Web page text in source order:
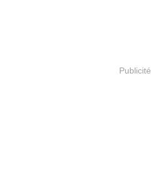
Publicité